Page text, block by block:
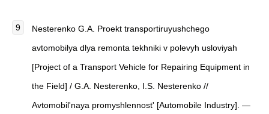
Nesterenko G.A. Proekt transportiruyushchego
avtomobilya dlya remonta tekhniki v polevyh usloviyah
[Project of a Transport Vehicle for Repairing Equipment in
the Field] / G.A. Nesterenko, I.S. Nesterenko //
Avtomobil'naya promyshlennost' [Automobile Industry]. —